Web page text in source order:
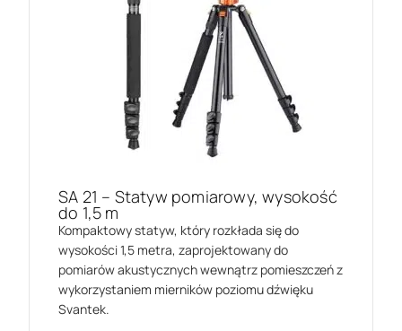
SA 21 – Statyw pomiarowy, wysokość
do 1,5 m
Kompaktowy statyw, który rozkłada się do
wysokości 1,5 metra, zaprojektowany do
pomiarów akustycznych wewnątrz pomieszczeń z
wykorzystaniem mierników poziomu dźwięku
Svantek.